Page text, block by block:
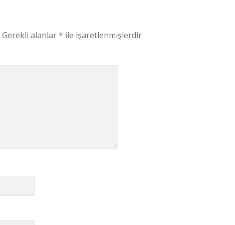
Gerekli alanlar* ile işaretlenmişlerdir